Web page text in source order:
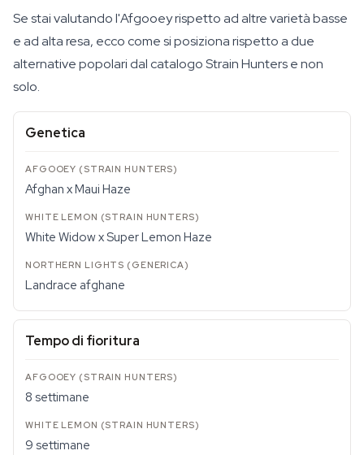
Se stai valutando l'Afgooey rispetto ad altre varietà basse
e ad alta resa, ecco come si posiziona rispetto a due
alternative popolari dal catalogo Strain Hunters e non
solo.
Genetica
Afghan x Maui Haze
White Widow x Super Lemon Haze
Landrace afghane
Tempo di fioritura
8 settimane
9 settimane